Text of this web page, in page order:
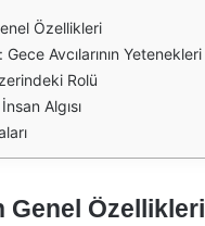
Özellikleri
Avcılarının Yetenekleri
Rolü
Algısı
Genel Özellikleri